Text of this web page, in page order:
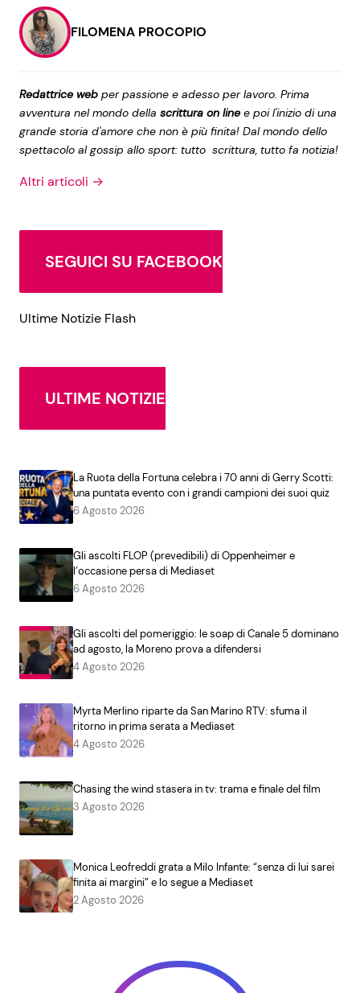
FILOMENA PROCOPIO
Redattrice web per passione e adesso per lavoro. Prima
avventura nel mondo della scrittura on line e poi l'inizio di una
grande storia d'amore che non è più finita! Dal mondo dello
spettacolo al gossip allo sport: tutto scrittura, tutto fa notizia!
Altri articoli →
SEGUICI SU FACEBOOK
Ultime Notizie Flash
ULTIME NOTIZIE
La Ruota della Fortuna celebra i 70 anni di Gerry Scotti:
una puntata evento con i grandi campioni dei suoi quiz
6 Agosto 2026
Gli ascolti FLOP (prevedibili) di Oppenheimer e
l’occasione persa di Mediaset
6 Agosto 2026
Gli ascolti del pomeriggio: le soap di Canale 5 dominano
ad agosto, la Moreno prova a difendersi
4 Agosto 2026
Myrta Merlino riparte da San Marino RTV: sfuma il
ritorno in prima serata a Mediaset
4 Agosto 2026
Chasing the wind stasera in tv: trama e finale del film
3 Agosto 2026
Monica Leofreddi grata a Milo Infante: “senza di lui sarei
finita ai margini” e lo segue a Mediaset
2 Agosto 2026